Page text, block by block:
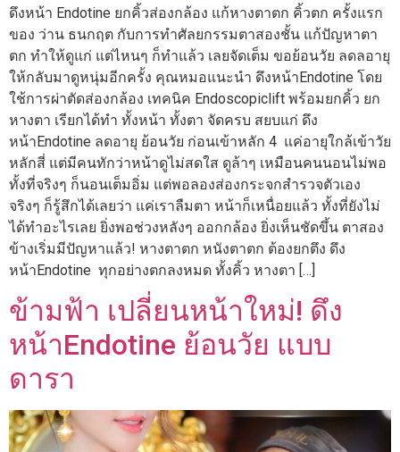
ดึงหน้า Endotine ยกคิ้วส่องกล้อง แก้หางตาตก คิ้วตก ครั้งแรก
ของ ว่าน ธนกฤต กับการทำศัลยกรรมตาสองชั้น แก้ปัญหาตา
ตก ทำให้ดูแก่ แต่ไหนๆ ก็ทำแล้ว เลยจัดเต็ม ขอย้อนวัย ลดลอายุ
ให้กลับมาดูหนุ่มอีกครั้ง คุณหมอแนะนำ ดึงหน้าEndotine โดย
ใช้การผ่าตัดส่องกล้อง เทคนิค Endoscopiclift พร้อมยกคิ้ว ยก
หางตา เรียกได้ทำ ทั้งหน้า ทั้งตา จัดครบ สยบแก่ ดึง
หน้าEndotine ลดอายุ ย้อนวัย ก่อนเข้าหลัก 4 แค่อายุใกล้เข้าวัย
หลักสี่ แต่มีคนทักว่าหน้าดูไม่สดใส ดูล้าๆ เหมือนคนนอนไม่พอ
ทั้งที่จริงๆ ก็นอนเต็มอิ่ม แต่พอลองส่องกระจกสำรวจตัวเอง
จริงๆ ก็รู้สึกได้เลยว่า แค่เราลืมตา หน้าก็เหนื่อยแล้ว ทั้งที่ยังไม่
ได้ทำอะไรเลย ยิ่งพอช่วงหลังๆ ออกกล้อง ยิ่งเห็นชัดขึ้น ตาสอง
ข้างเริ่มมีปัญหาแล้ว! หางตาตก หนังตาตก ต้องยกตึง ดึง
หน้าEndotine ทุกอย่างตกลงหมด ทั้งคิ้ว หางตา […]
ข้ามฟ้า เปลี่ยนหน้าใหม่! ดึง
หน้าEndotine ย้อนวัย แบบ
ดารา